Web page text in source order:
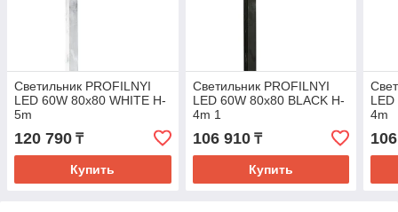
Светильник PROFILNYI
LED 60W 80х80 WHITE H-
5m
120 790 ₸
Купить
Светильник PROFILNYI
LED 60W 80х80 BLACK H-
4m 1
106 910₸
Купить
LED
4m